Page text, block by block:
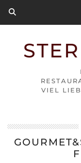
VIEL